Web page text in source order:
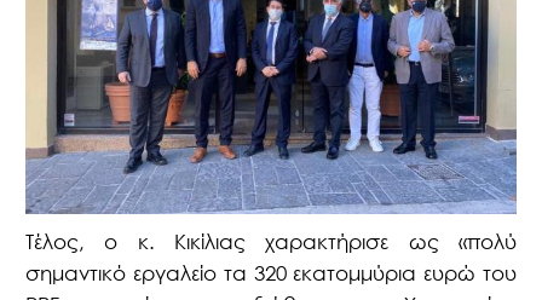
Τέλος, ο κ. Κικίλιας χαρακτήρισε ως «πολύ
σημαντικό εργαλείο τα 320 εκατομμύρια ευρώ του